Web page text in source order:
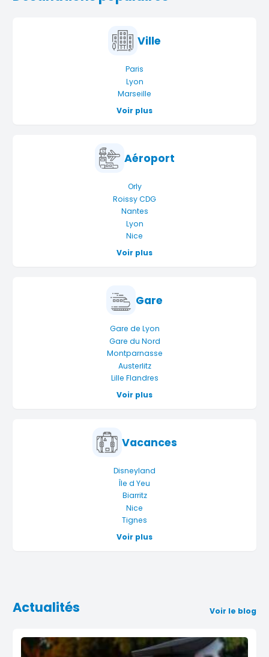
Ville
Paris
Lyon
Marseille
Voir plus
Aéroport
Orly
Roissy CDG
Nantes
Lyon
Nice
Voir plus
Gare
Gare de Lyon
Gare du Nord
Montparnasse
Austerlitz
Lille Flandres
Voir plus
Vacances
Disneyland
Île d Yeu
Biarritz
Nice
Tignes
Voir plus
Actualités Voir le blog